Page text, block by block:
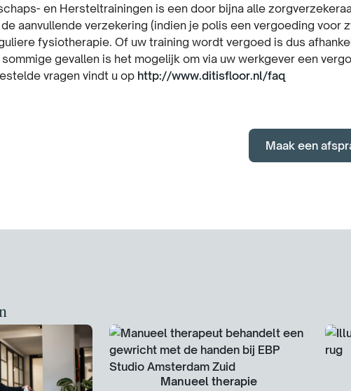
en Hersteltrainingen is een door bijna alle
aanvullende verzekering (indien je polis een vergoeding
fysiotherapie. Of uw training wordt vergoed is dus
gevallen is het mogelijk om via uw werkgever een
vragen vindt u op http://www.ditisfloor.nl/faq
Maak een
Manueel therapie